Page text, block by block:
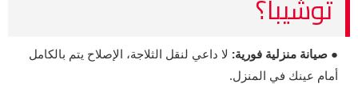
● صيانة منزلية فورية: لا داعي لنقل الثلاجة، الإصلاح يتم بالكامل
أمام عينك في المنزل.